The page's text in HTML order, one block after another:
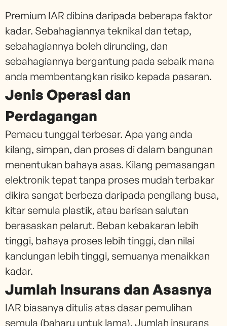
Premium IAR dibina daripada beberapa faktor
kadar. Sebahagiannya teknikal dan tetap,
sebahagiannya boleh dirunding, dan
sebahagiannya bergantung pada sebaik mana
anda membentangkan risiko kepada pasaran.
Jenis Operasi dan
Perdagangan
Pemacu tunggal terbesar. Apa yang anda
kilang, simpan, dan proses di dalam bangunan
menentukan bahaya asas. Kilang pemasangan
elektronik tepat tanpa proses mudah terbakar
dikira sangat berbeza daripada pengilang busa,
kitar semula plastik, atau barisan salutan
berasaskan pelarut. Beban kebakaran lebih
tinggi, bahaya proses lebih tinggi, dan nilai
kandungan lebih tinggi, semuanya menaikkan
kadar.
Jumlah Insurans dan Asasnya
IAR biasanya ditulis atas dasar pemulihan
semula (baharu untuk lama). Jumlah insurans